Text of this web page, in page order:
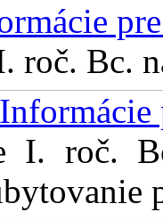
roč. Bc.
I. roč.